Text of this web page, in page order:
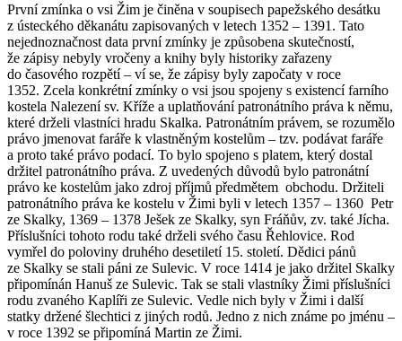
První zmínka o vsi Žim je činěna v soupisech papežského desátku
z ústeckého děkanátu zapisovaných v letech 1352 – 1391. Tato
nejednoznačnost data první zmínky je způsobena skutečností,
že zápisy nebyly vročeny a knihy byly historiky zařazeny
do časového rozpětí – ví se, že zápisy byly započaty v roce
1352. Zcela konkrétní zmínky o vsi jsou spojeny s existencí farního
kostela Nalezení sv. Kříže a uplatňování patronátního práva k němu,
které drželi vlastníci hradu Skalka. Patronátním právem, se rozumělo
právo jmenovat faráře k vlastněným kostelům – tzv. podávat faráře
a proto také právo podací. To bylo spojeno s platem, který dostal
držitel patronátního práva. Z uvedených důvodů bylo patronátní
právo ke kostelům jako zdroj příjmů předmětem obchodu. Držiteli
patronátního práva ke kostelu v Žimi byli v letech 1357 – 1360 Petr
ze Skalky, 1369 – 1378 Ješek ze Skalky, syn Fráňův, zv. také Jícha.
Příslušníci tohoto rodu také drželi svého času Řehlovice. Rod
vymřel do poloviny druhého desetiletí 15. století. Dědici pánů
ze Skalky se stali páni ze Sulevic. V roce 1414 je jako držitel Skalky
připomínán Hanuš ze Sulevic. Tak se stali vlastníky Žimi příslušníci
rodu zvaného Kaplíři ze Sulevic. Vedle nich byly v Žimi i další
statky držené šlechtici z jiných rodů. Jedno z nich známe po jménu –
v roce 1392 se připomíná Martin ze Žimi.